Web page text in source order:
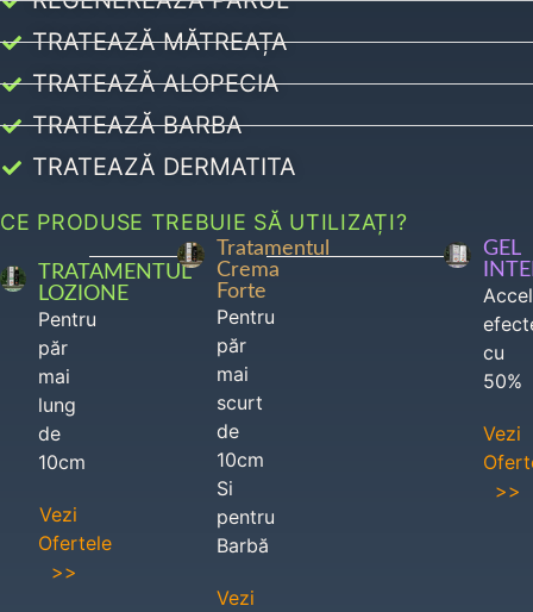
TRATEAZĂ MĂTREAȚA
TRATEAZĂ ALOPECIA
TRATEAZĂ BARBA
TRATEAZĂ DERMATITA
CE PRODUSE TREBUIE SĂ UTILIZAȚI?
TRATAMENTUL
LOZIONE
Pentru
păr
mai
lung
de
10cm
Vezi
Ofertele
>>
Tratamentul
Crema
Forte
Pentru
păr
mai
scurt
de
10cm
Si
pentru
Barbă
Vezi
GEL
cu
50%
Vezi
>>